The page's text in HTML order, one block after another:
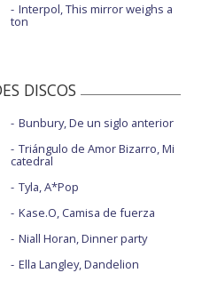
Interpol, This mirror weighs a
ton
DISCOS
Bunbury, De un siglo anterior
Triángulo de Amor Bizarro, Mi
catedral
Tyla, A*Pop
Kase.O, Camisa de fuerza
Niall Horan, Dinner party
Ella Langley, Dandelion